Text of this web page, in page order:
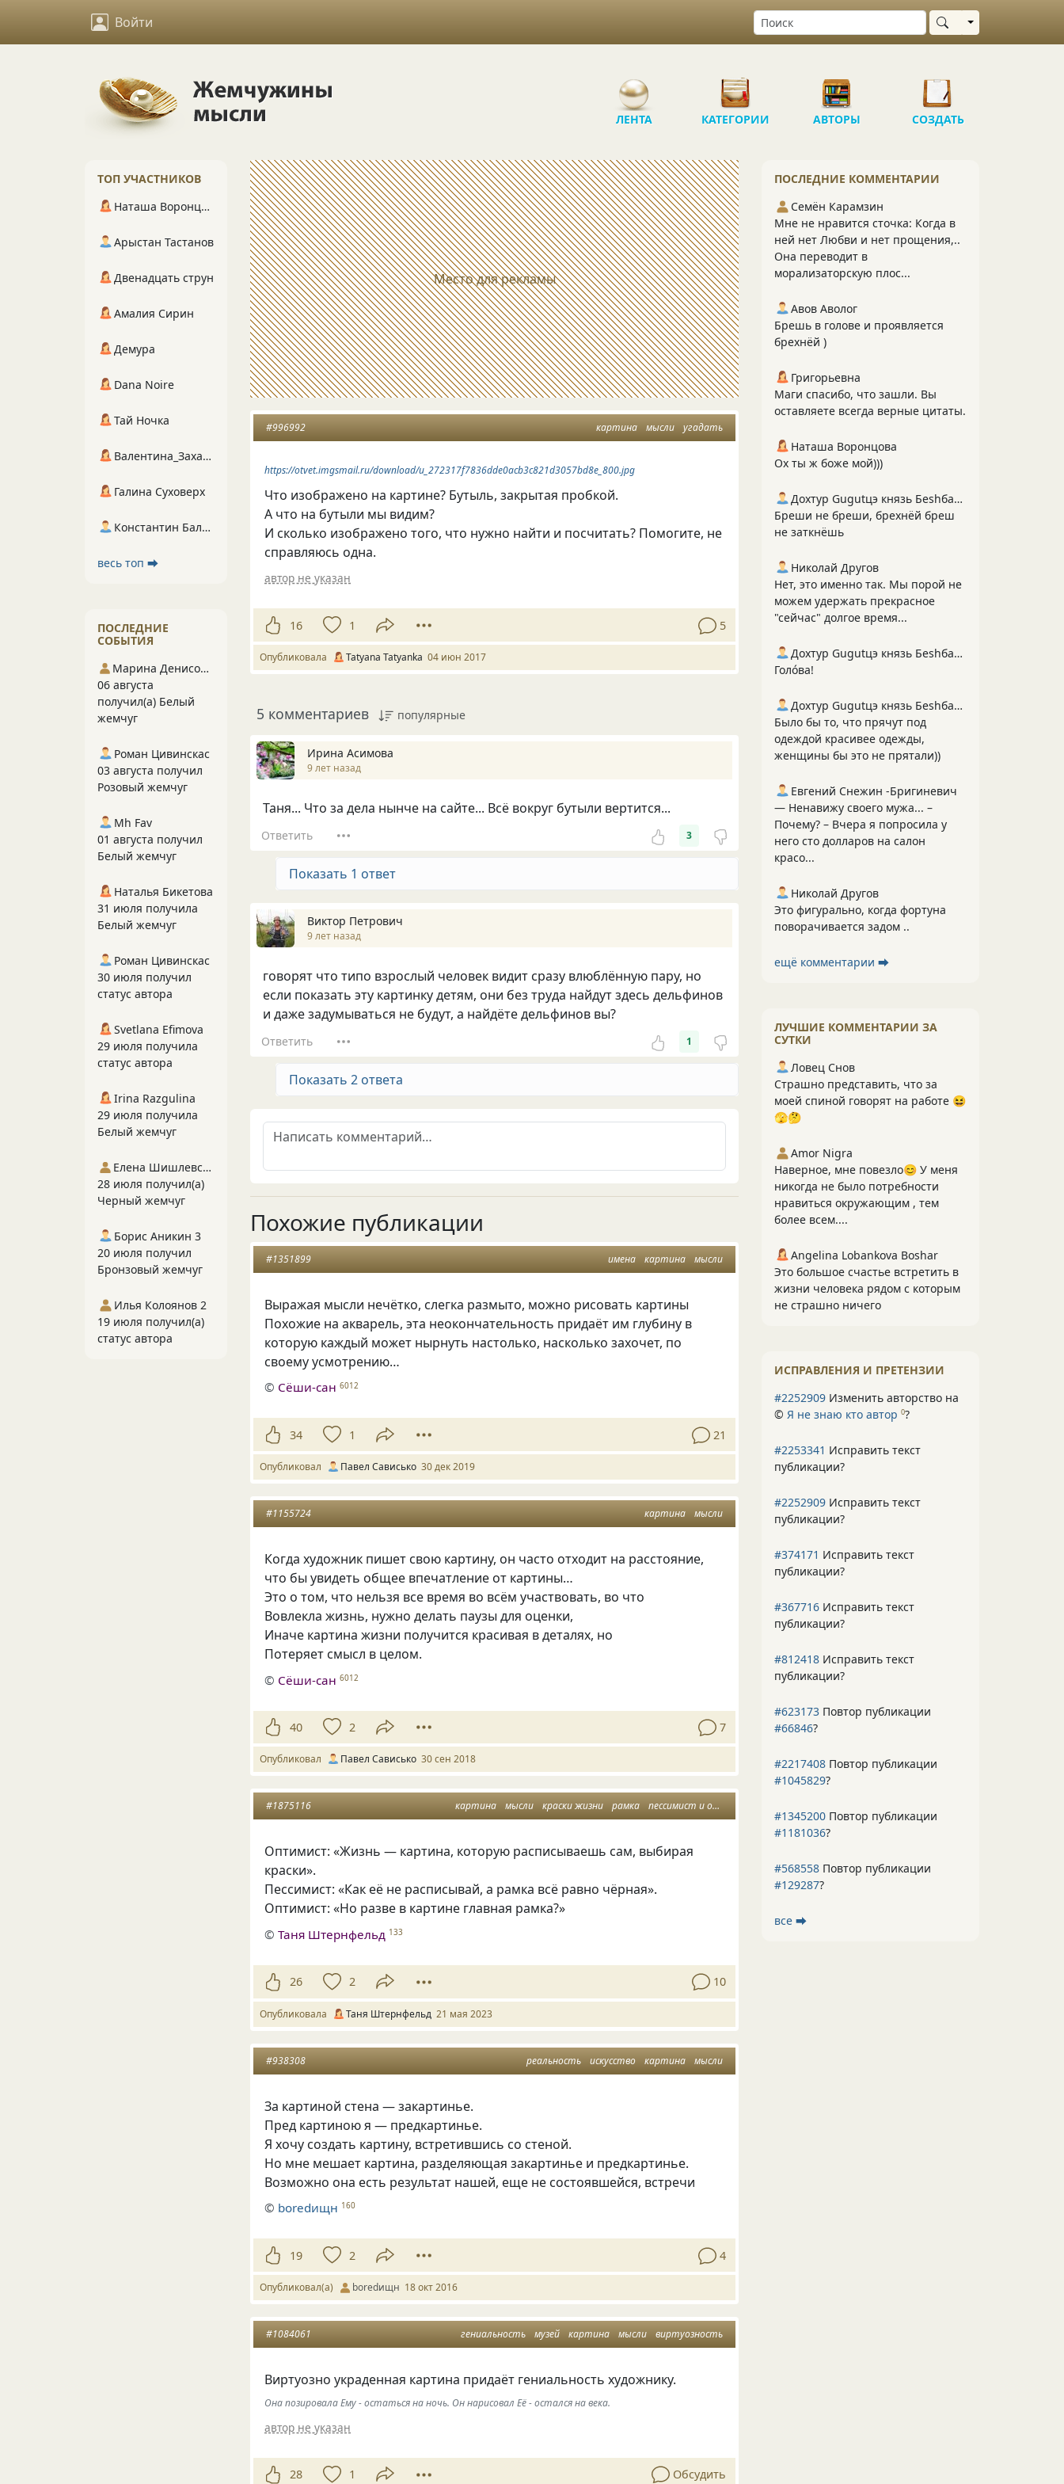
Войти Выбрать область
ЛЕНТА КАТЕГОРИИ АВТОРЫ СОЗДАТЬ
Место для рекламы
картина мысли угадать
#996992
https://otvet.imgsmail.ru/download/u_272317f7836dde0acb3c821d3057bd8e_800.jpg
Что изображено на картине? Бутыль, закрытая пробкой.
А что на бутыли мы видим?
И сколько изображено того, что нужно найти и посчитать? Помогите, не
справляюсь одна.
автор не указан
16 1 5
Опубликовала Tatyana Tatyanka 04 июн 2017
5 комментариев популярные
Ирина Асимова
9 лет назад
Таня... Что за дела нынче на сайте... Всё вокруг бутыли вертится...
Ответить 3
Показать 1 ответ
Виктор Петрович
9 лет назад
говорят что типо взрослый человек видит сразу влюблённую пару, но
если показать эту картинку детям, они без труда найдут здесь дельфинов
и даже задумываться не будут, а найдёте дельфинов вы?
Ответить 1
Показать 2 ответа
Похожие публикации
имена картина мысли
#1351899
Выражая мысли нечётко, слегка размыто, можно рисовать картины
Похожие на акварель, эта неокончательность придаёт им глубину в
которую каждый может нырнуть настолько, насколько захочет, по
своему усмотрению…
© Сёши-сан 6012
34 1 21
Опубликовал Павел Сависько 30 дек 2019
картина мысли
#1155724
Когда художник пишет свою картину, он часто отходит на расстояние,
что бы увидеть общее впечатление от картины…
Это о том, что нельзя все время во всём участвовать, во что
Вовлекла жизнь, нужно делать паузы для оценки,
Иначе картина жизни получится красивая в деталях, но
Потеряет смысл в целом.
© Сёши-сан 6012
40 2 7
Опубликовал Павел Сависько 30 сен 2018
картина мысли краски жизни рамка пессимист и оптимист
#1875116
Оптимист: «Жизнь — картина, которую расписываешь сам, выбирая
краски».
Пессимист: «Как её не расписывай, а рамка всё равно чёрная».
Оптимист: «Но разве в картине главная рамка?»
©Таня Штернфельд 133
26 2 10
Опубликовала Таня Штернфельд 21 мая 2023
реальность искусство картина мысли
#938308
За картиной стена — закартинье.
Пред картиною я — предкартинье.
Я хочу создать картину, встретившись со стеной.
Но мне мешает картина, разделяющая закартинье и предкартинье.
Возможно она есть результат нашей, еще не состоявшейся, встречи
© boredищн 160
19 2 4
Опубликовал(а) boredищн 18 окт 2016
гениальность музей картина мысли виртуозность
#1084061
Виртуозно украденная картина придаёт гениальность художнику.
Она позировала Ему - остаться на ночь. Он нарисовал Её - остался на века.
автор не указан
28 1 Обсудить
ПОСЛЕДНИЕ КОММЕНТАРИИ
Семён Карамзин
Мне не нравится сточка: Когда в
ней нет Любви и нет прощения,..
Она переводит в
морализаторскую плос...
Авов Аволог
Брешь в голове и проявляется
брехнёй )
Григорьевна
Маги спасибо, что зашли. Вы
оставляете всегда верные цитаты.
Наташа Воронцова
Ох ты ж боже мой)))
Дохтур Gugutцэ князь Беshбармакоff
Бреши не бреши, брехнёй бреш
не заткнёшь
Николай Другов
Нет, это именно так. Мы порой не
можем удержать прекрасное
"сейчас" долгое время...
Дохтур Gugutцэ князь Беshбармакоff
Голо́ва!
Дохтур Gugutцэ князь Беshбармакоff
Было бы то, что прячут под
одеждой красивее одежды,
женщины бы это не прятали))
Евгений Снежин -Бригиневич
— Ненавижу своего мужа... –
Почему? – Вчера я попросила у
него сто долларов на салон
красо...
Николай Другов
Это фигурально, когда фортуна
поворачивается задом ..
ещё комментарии ⮕
ЛУЧШИЕ КОММЕНТАРИИ ЗА
СУТКИ
Ловец Снов
Страшно представить, что за
моей спиной говорят на работе 😆
🫣🤔
Amor Nigra
Наверное, мне повезло😊 У меня
никогда не было потребности
нравиться окружающим , тем
более всем....
Angelina Lobankova Boshar
Это большое счастье встретить в
жизни человека рядом с которым
не страшно ничего
ИСПРАВЛЕНИЯ И ПРЕТЕНЗИИ
#2252909 Изменить авторство на
© Я не знаю кто автор 0?
#2253341 Исправить текст
публикации?
#2252909 Исправить текст
публикации?
#374171 Исправить текст
публикации?
#367716 Исправить текст
публикации?
#812418 Исправить текст
публикации?
#623173 Повтор публикации
#66846?
#2217408 Повтор публикации
#1045829?
#1345200 Повтор публикации
#1181036?
#568558 Повтор публикации
#129287?
все ⮕
ТОП УЧАСТНИКОВ
Наташа Воронцова
Арыстан Тастанов
Двенадцать струн
Амалия Сирин
Демура
Dana Noire
Тай Ночка
Валентина_Захарова
Галина Суховерх
Константин Балухта
весь топ ⮕
ПОСЛЕДНИЕ
СОБЫТИЯ
Марина Денисова 5
06 августа
получил(а) Белый
жемчуг
Роман Цивинскас
03 августа получил
Розовый жемчуг
Mh Fav
01 августа получил
Белый жемчуг
Наталья Бикетова
31 июля получила
Белый жемчуг
Роман Цивинскас
30 июля получил
статус автора
Svetlana Efimova
29 июля получила
статус автора
Irina Razgulina
29 июля получила
Белый жемчуг
Елена Шишлевская
28 июля получил(а)
Черный жемчуг
Борис Аникин 3
20 июля получил
Бронзовый жемчуг
Илья Колоянов 2
19 июля получил(а)
статус автора